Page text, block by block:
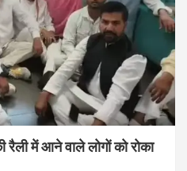
रैली में आने वाले लोगों को रोका